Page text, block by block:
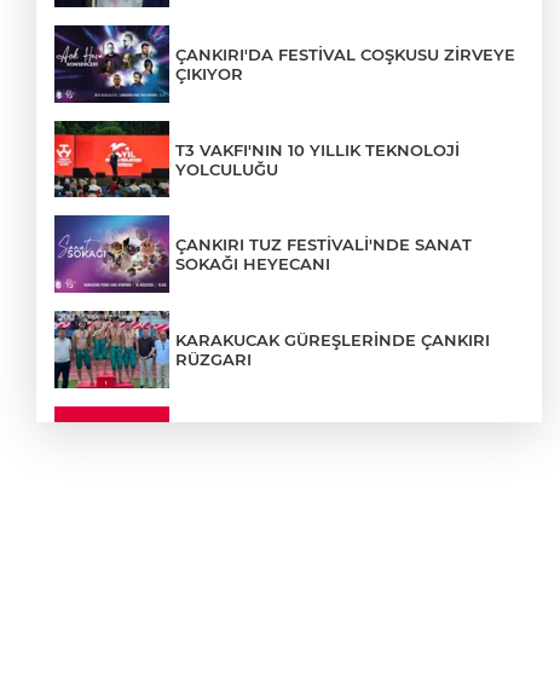
ÇANKIRI'DA FESTİVAL COŞKUSU ZİRVEYE
ÇIKIYOR
T3 VAKFI'NIN 10 YILLIK TEKNOLOJİ
YOLCULUĞU
ÇANKIRI TUZ FESTİVALİ'NDE SANAT
SOKAĞI HEYECANI
KARAKUCAK GÜREŞLERİNDE ÇANKIRI
RÜZGARI